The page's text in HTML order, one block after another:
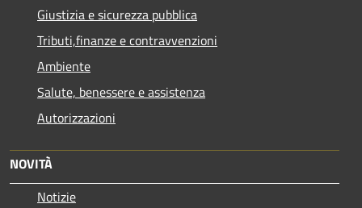
Giustizia e sicurezza pubblica
Tributi,finanze e contravvenzioni
Ambiente
Salute, benessere e assistenza
Autorizzazioni
NOVITÀ
Notizie